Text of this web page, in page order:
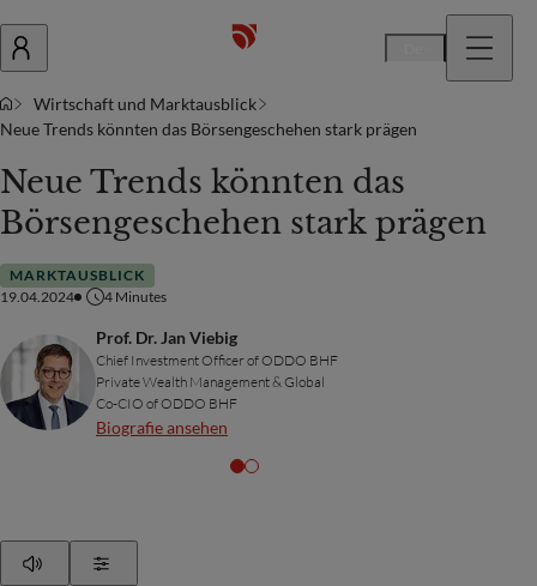
Wirtschaft und Marktausblick
Neue Trends könnten das Börsengeschehen stark prägen
Neue Trends könnten das
Börsengeschehen stark prägen
MARKTAUSBLICK
19.04.2024
4 Minutes
Prof. Dr. Jan Viebig
Chief Investment Officer of ODDO BHF
Private Wealth Management & Global
Co-CIO of ODDO BHF
Biografie ansehen